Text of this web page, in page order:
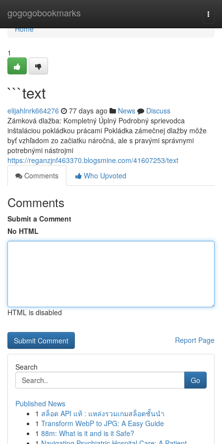
gogogobookmarks
Home
Home
1
```text
elijahlnrk664276 77 days ago News
Discuss
Zámková dlažba: Kompletný Úplný Podrobný sprievodca
inštaláciou pokládkou prácami Pokládka zámečnej dlažby môže
byť vzhľadom zo začiatku náročná, ale s pravými správnymi
potrebnými nástrojmi
https://reganzjnf463370.blogsmine.com/41607253/text
Comments
Who Upvoted
Comments
Submit a Comment
No HTML
HTML is disabled
Report Page
Search
Go
Published News
1 สล็อต API แท้ : แหล่งรวมเกมสล็อตชั้นนำ
1 Transform WebP to JPG: A Easy Guide
1 88m: What is it and is it Safe?